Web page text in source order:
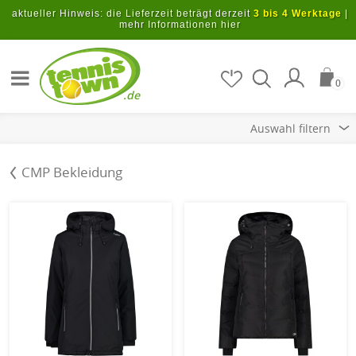
Zum Hauptinhalt springen
aktueller Hinweis: die Lieferzeit beträgt derzeit 3 bis 4 Werktage
mehr Informationen hier
.de
0
Auswahl filtern
CMP Bekleidung